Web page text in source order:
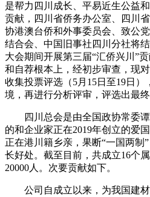
是帮力四川成长、平易近生公益
贡献，四川省侨务办公室、四川
协港澳台侨和外事委员会、致公
结合会、中国旧事社四川分社将
大会期间开展第三届“汇侨兴川”
和自荐根本上，经初步审查，现
收集投票评选（5月15日至19日
境，再进行分析评审，评选出最终
四川总会是由全国政协常委谭
的和企业家正在2019年创立的爱
正在港川籍乡亲，果断“一国两制
长好处。截至目前，共成立16个
20000人。次要贡献如下。
公司自成立以来，为我国建材